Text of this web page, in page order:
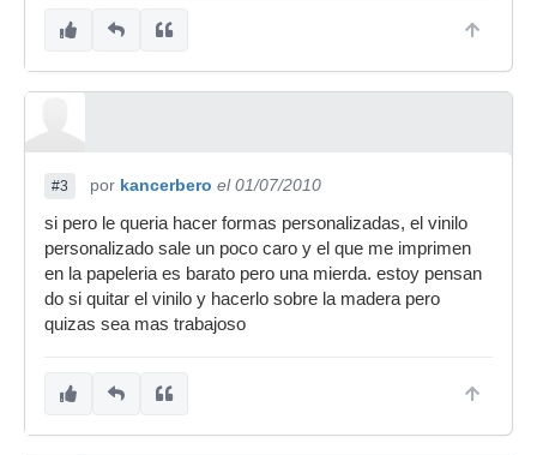
#3 por kancerbero el 01/07/2010
si pero le queria hacer formas personalizadas, el vinilo
personalizado sale un poco caro y el que me imprimen
en la papeleria es barato pero una mierda. estoy pensan
do si quitar el vinilo y hacerlo sobre la madera pero
quizas sea mas trabajoso